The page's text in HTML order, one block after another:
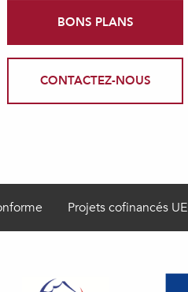
BONS PLANS
CONTACTEZ-NOUS
Projets cofinancés UE